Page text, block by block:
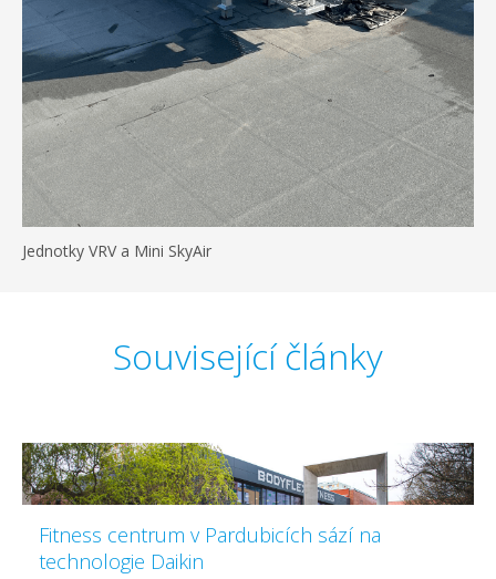
Jednotky VRV a Mini SkyAir
Související články
Fitness centrum v Pardubicích sází na
technologie Daikin